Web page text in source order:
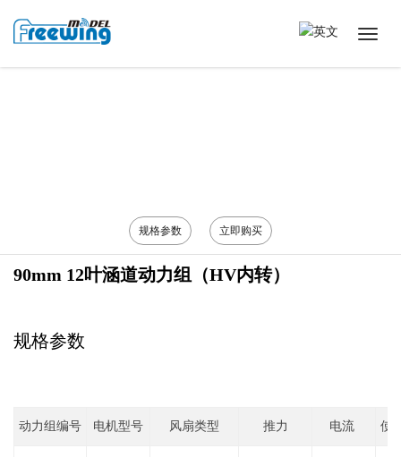
规格参数 立即购买
90mm 12叶涵道动力组（HV内转）
规格参数
动力组编号 电机型号 风扇类型 推力 电流 使